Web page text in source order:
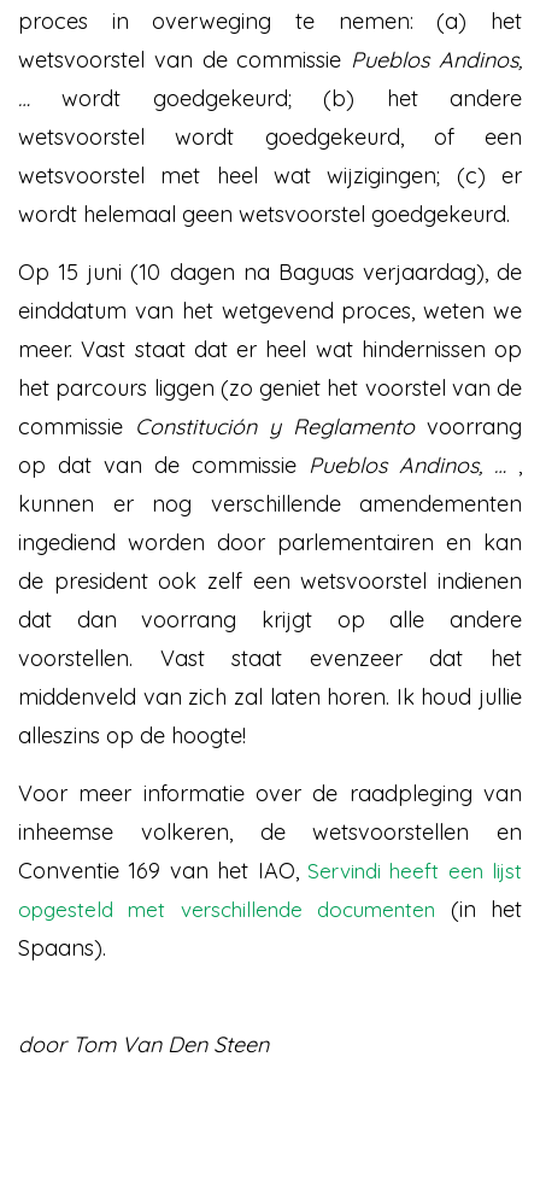
proces in overweging te nemen: (a) het
wetsvoorstel van de commissie Pueblos Andinos,
… wordt goedgekeurd; (b) het andere
wetsvoorstel wordt goedgekeurd, of een
wetsvoorstel met heel wat wijzigingen; (c) er
wordt helemaal geen wetsvoorstel goedgekeurd.
Op 15 juni (10 dagen na Baguas verjaardag), de
einddatum van het wetgevend proces, weten we
meer. Vast staat dat er heel wat hindernissen op
het parcours liggen (zo geniet het voorstel van de
commissie Constitución y Reglamentovoorrang
op dat van de commissie Pueblos Andinos, … ,
kunnen er nog verschillende amendementen
ingediend worden door parlementairen en kan
de president ook zelf een wetsvoorstel indienen
dat dan voorrang krijgt op alle andere
voorstellen. Vast staat evenzeer dat het
middenveld van zich zal laten horen. Ik houd jullie
alleszins op de hoogte!
Voor meer informatie over de raadpleging van
inheemse volkeren, de wetsvoorstellen en
Conventie 169 van het IAO, Servindi heeft een lijst
opgesteld met verschillende documenten
(in het
Spaans).
door Tom Van Den Steen